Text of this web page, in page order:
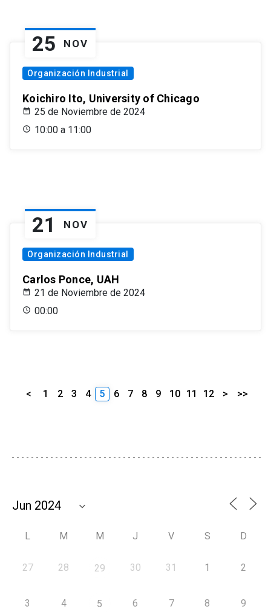
25 NOV
Organización Industrial
Koichiro Ito, University of Chicago
25 de Noviembre de 2024
10:00 a 11:00
21 NOV
Organización Industrial
Carlos Ponce, UAH
21 de Noviembre de 2024
00:00
< 1 2 3 4 5 6 7 8 9 10 11 12 > >>
L M M J V S D
27 28 29 30 31 1 2
3 4 5 6 7 8 9